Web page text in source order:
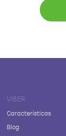
VIBER
Características
Blog